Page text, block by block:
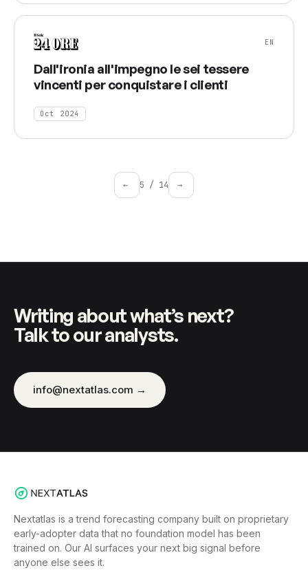
EN
Dall'ironia all'impegno le sei tessere
vincenti per conquistare i clienti
Oct 2024
← 5 / 14 →
Writing about what’s next?
Talk to our analysts.
info@nextatlas.com →
Nextatlas is a trend forecasting company built on proprietary
early-adopter data that no foundation model has been
trained on. Our AI surfaces your next big signal before
anyone else sees it.